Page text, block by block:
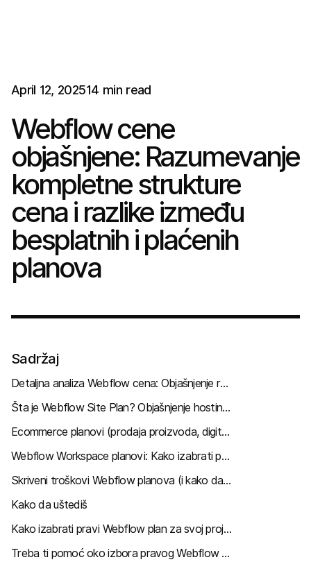
April 12, 202514 min read
Webflow cene
objašnjene: Razumevanje
kompletne strukture
cena i razlike između
besplatnih i plaćenih
planova
Sadržaj
Detaljna analiza Webflow cena: Objašnjenje razlike između Site planova i Workspace planova
Šta je Webflow Site Plan? Objašnjenje hostinga, ecommerce funkcija i CMS-a
Ecommerce planovi (prodaja proizvoda, digitalnih dobara i usluga)
Webflow Workspace planovi: Kako izabrati pravi Workspace za sebe
Skriveni troškovi Webflow planova (i kako da ih izbegneš)
Kako da uštediš
Kako izabrati pravi Webflow plan za svoj projekat
Treba ti pomoć oko izbora pravog Webflow plana?